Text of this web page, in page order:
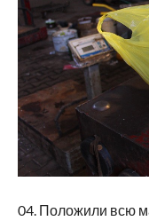
04. Положили всю